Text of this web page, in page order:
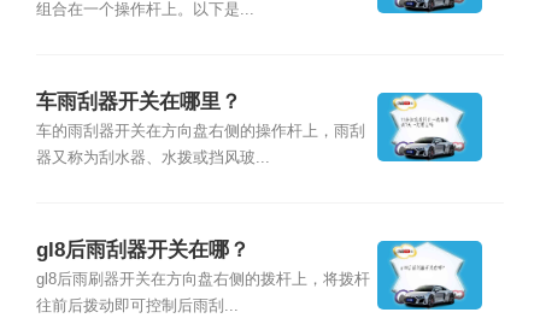
组合在一个操作杆上。以下是...
车雨刮器开关在哪里？
车的雨刮器开关在方向盘右侧的操作杆上，雨刮
器又称为刮水器、水拨或挡风玻...
gl8后雨刮器开关在哪？
gl8后雨刷器开关在方向盘右侧的拨杆上，将拨杆
往前后拨动即可控制后雨刮...